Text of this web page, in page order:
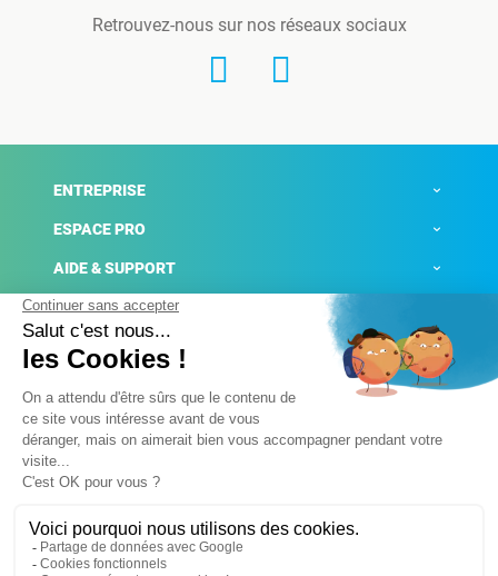
Retrouvez-nous sur nos réseaux sociaux
ENTREPRISE
ESPACE PRO
AIDE & SUPPORT
ACTUALITÉS
Mentions légales
Conditions générales de ventes